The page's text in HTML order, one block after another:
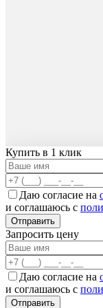
Москва (офис)
Москва
Центральный офис
м. «Румянцево»,
e-mail:
+7 (495) 739-71-01
пн-пт, 9:00 - 18:00
Купить в 1 клик
Даю согласие на
и соглашаюсь с
Отправить
Запросить цену
Даю согласие на
и соглашаюсь с
Отправить